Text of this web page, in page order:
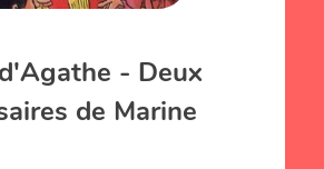
- Deux
de Marine